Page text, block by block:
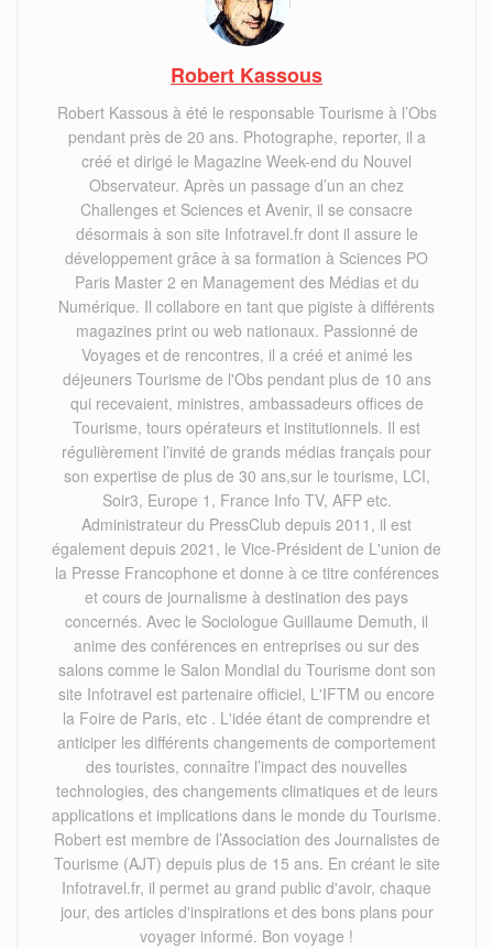
Robert Kassous
Robert Kassous à été le responsable Tourisme à l’Obs
pendant près de 20 ans. Photographe, reporter, il a
créé et dirigé le Magazine Week-end du Nouvel
Observateur. Après un passage d’un an chez
Challenges et Sciences et Avenir, il se consacre
désormais à son site Infotravel.fr dont il assure le
développement grâce à sa formation à Sciences PO
Paris Master 2 en Management des Médias et du
Numérique. Il collabore en tant que pigiste à différents
magazines print ou web nationaux. Passionné de
Voyages et de rencontres, il a créé et animé les
déjeuners Tourisme de l'Obs pendant plus de 10 ans
qui recevaient, ministres, ambassadeurs offices de
Tourisme, tours opérateurs et institutionnels. Il est
régulièrement l’invité de grands médias français pour
son expertise de plus de 30 ans,sur le tourisme, LCI,
Soir3, Europe 1, France Info TV, AFP etc.
Administrateur du PressClub depuis 2011, il est
également depuis 2021, le Vice-Président de L'union de
la Presse Francophone et donne à ce titre conférences
et cours de journalisme à destination des pays
concernés. Avec le Sociologue Guillaume Demuth, il
anime des conférences en entreprises ou sur des
salons comme le Salon Mondial du Tourisme dont son
site Infotravel est partenaire officiel, L'IFTM ou encore
la Foire de Paris, etc . L'idée étant de comprendre et
anticiper les différents changements de comportement
des touristes, connaître l’impact des nouvelles
technologies, des changements climatiques et de leurs
applications et implications dans le monde du Tourisme.
Robert est membre de l’Association des Journalistes de
Tourisme (AJT) depuis plus de 15 ans. En créant le site
Infotravel.fr, il permet au grand public d'avoir, chaque
jour, des articles d'inspirations et des bons plans pour
voyager informé. Bon voyage !